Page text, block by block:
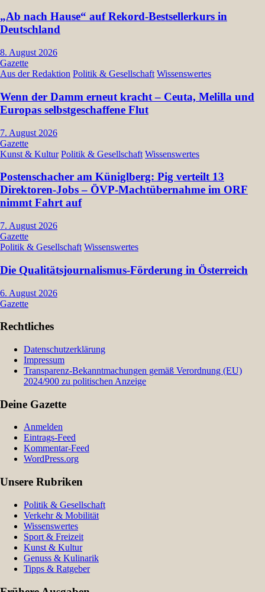
„Ab nach Hause“ auf Rekord-Bestsellerkurs in
Deutschland
8. August 2026
Gazette
Aus der Redaktion Politik & Gesellschaft Wissenswertes
Wenn der Damm erneut kracht – Ceuta, Melilla und
Europas selbstgeschaffene Flut
7. August 2026
Gazette
Kunst & Kultur Politik & Gesellschaft Wissenswertes
Postenschacher am Küniglberg: Pig verteilt 13
Direktoren-Jobs – ÖVP-Machtübernahme im ORF
nimmt Fahrt auf
7. August 2026
Gazette
Politik & Gesellschaft Wissenswertes
Die Qualitätsjournalismus-Förderung in Österreich
6. August 2026
Gazette
Rechtliches
Datenschutzerklärung
Impressum
Transparenz-Bekanntmachungen gemäß Verordnung (EU)
2024/900 zu politischen Anzeige
Deine Gazette
Anmelden
Eintrags-Feed
Kommentar-Feed
WordPress.org
Unsere Rubriken
Politik & Gesellschaft
Verkehr & Mobilität
Wissenswertes
Sport & Freizeit
Kunst & Kultur
Genuss & Kulinarik
Tipps & Ratgeber